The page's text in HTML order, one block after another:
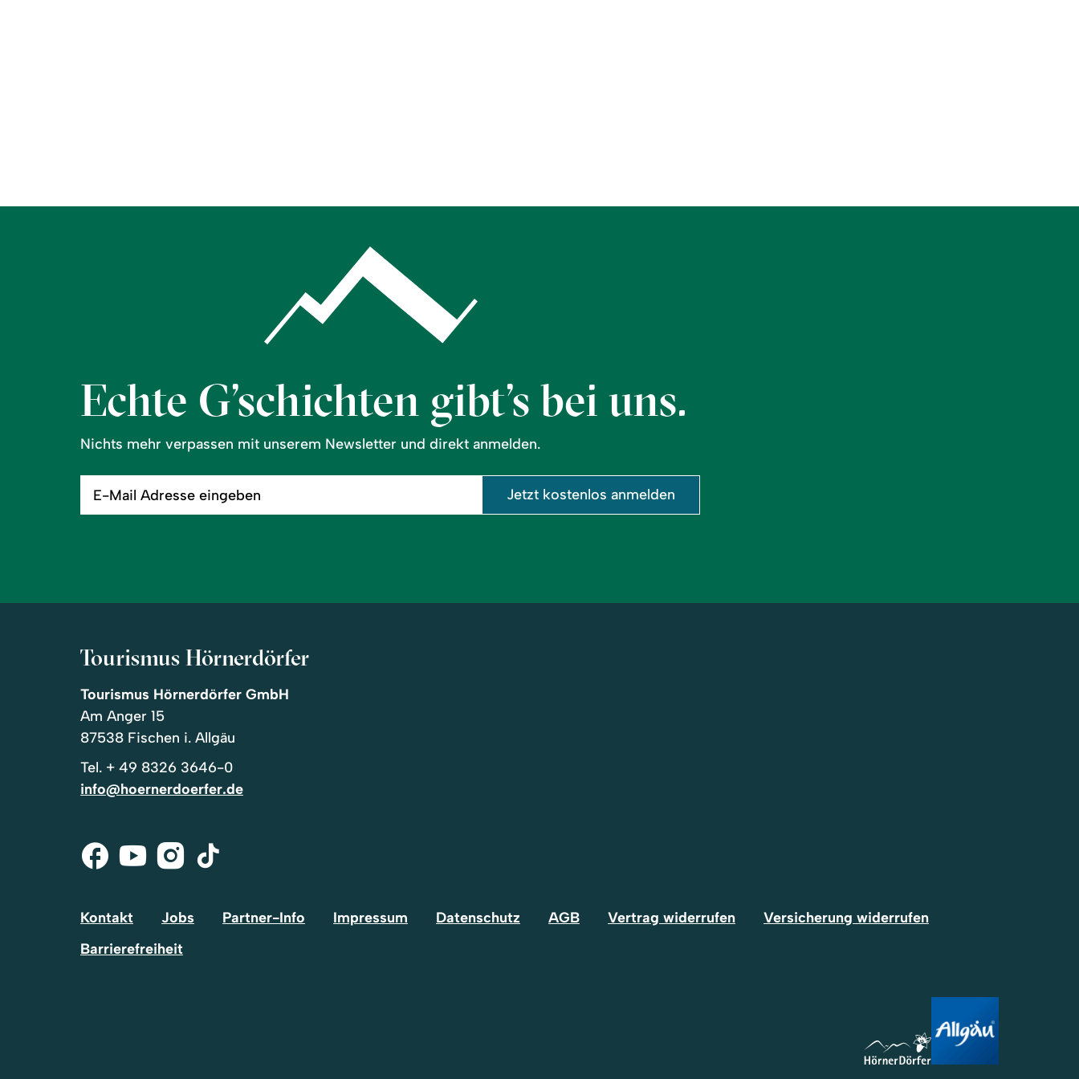
Echte G’schichten gibt’s bei uns.
Nichts mehr verpassen mit unserem Newsletter und direkt anmelden.
Mail
eingeben
Jetzt kostenlos anmelden
Tourismus Hörnerdörfer
Tourismus Hörnerdörfer GmbH
Am Anger 15
87538 Fischen i. Allgäu
Tel. + 49 8326 3646-0
info@hoernerdoerfer.de
Facebook
Youtube
Instagram
Tik-
Kontakt Jobs Partner-Info Impressum Datenschutz AGB Vertrag widerrufen
Versicherung widerrufen
Barrierefreiheit